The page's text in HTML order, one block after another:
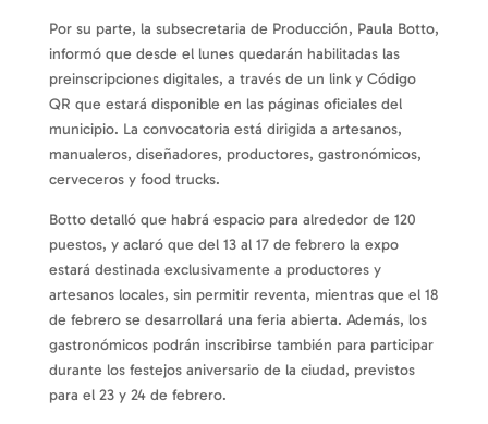
Por su parte, la subsecretaria de Producción, Paula Botto,
informó que desde el lunes quedarán habilitadas las
preinscripciones digitales, a través de un link y Código
QR que estará disponible en las páginas oficiales del
municipio. La convocatoria está dirigida a artesanos,
manualeros, diseñadores, productores, gastronómicos,
cerveceros y food trucks.
Botto detalló que habrá espacio para alrededor de 120
puestos, y aclaró que del 13 al 17 de febrero la expo
estará destinada exclusivamente a productores y
artesanos locales, sin permitir reventa, mientras que el 18
de febrero se desarrollará una feria abierta. Además, los
gastronómicos podrán inscribirse también para participar
durante los festejos aniversario de la ciudad, previstos
para el 23 y 24 de febrero.